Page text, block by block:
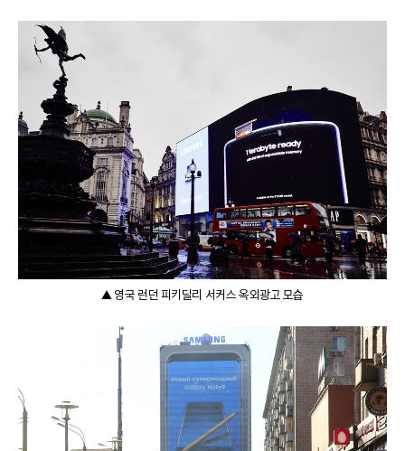
▲ 영국 런던 피키딜리 서커스 옥외광고 모습